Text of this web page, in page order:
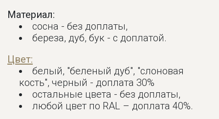
Материал:
сосна - без доплаты,
береза, дуб, бук - с доплатой.
Цвет:
белый, "беленый дуб", "слоновая
кость", черный - доплата 30%
остальные цвета - без доплаты,
любой цвет по RAL – доплата 40%.